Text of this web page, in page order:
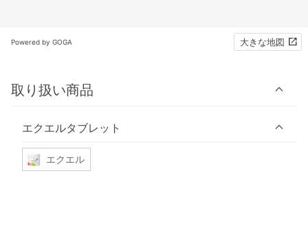
Powered by GOGA 大きな地図
取り扱い商品
エクエルタブレット
エクエル